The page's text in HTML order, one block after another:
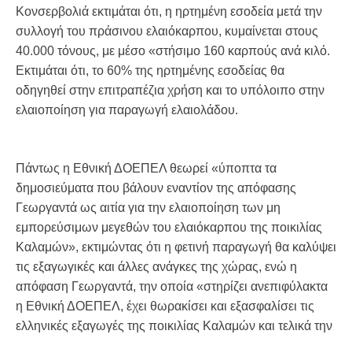
Κονσερβολιά εκτιμάται ότι, η ηρτημένη εσοδεία μετά την
συλλογή του πράσινου ελαιόκαρπου, κυμαίνεται στους
40.000 τόνους, με μέσο «στήσιμο 160 καρπούς ανά κιλό.
Εκτιμάται ότι, το 60% της ηρτημένης εσοδείας θα
οδηγηθεί στην επιτραπέζια χρήση και το υπόλοιπο στην
ελαιοποίηση για παραγωγή ελαιολάδου.
Πάντως η Εθνική ΔΟΕΠΕΛ θεωρεί «ύποπτα τα
δημοσιεύματα που βάλουν εναντίον της απόφασης
Γεωργαντά ως αιτία για την ελαιοποίηση των μη
εμπορεύσιμων μεγεθών του ελαιόκαρπου της ποικιλίας
Καλαμών», εκτιμώντας ότι η φετινή παραγωγή θα καλύψει
τις εξαγωγικές και άλλες ανάγκες της χώρας, ενώ η
απόφαση Γεωργαντά, την οποία «στηρίζει ανεπιφύλακτα
η Εθνική ΔΟΕΠΕΛ, έχει θωρακίσει και εξασφαλίσει τις
ελληνικές εξαγωγές της ποικιλίας Καλαμών και τελικά την